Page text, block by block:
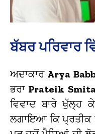
ਬੱਬਰ ਪਰਿਵਾਰ
ਅਦਾਕਾਰ Arya
ਭਰਾ Prateik
ਵਿਵਾਦ ਬਾਰੇ
ਲਗਾਇਆ ਕਿ ਪ੍ਰਤੀਕ